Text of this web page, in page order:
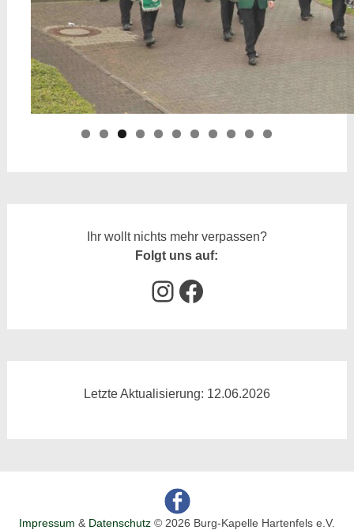
Ihr wollt nichts mehr verpassen?
Folgt uns auf:
Instagram
Facebook
Letzte Aktualisierung: 12.06.2026
Impressum & Datenschutz © 2026 Burg-Kapelle Hartenfels e.V.